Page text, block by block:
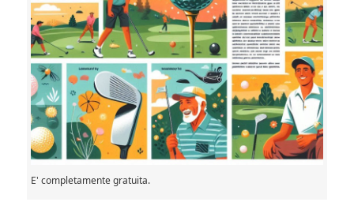
E' completamente gratuita.